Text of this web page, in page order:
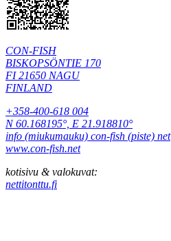
CON-FISH
BISKOPSÖNTIE 170
FI 21650 NAGU
FINLAND
+358-400-618 004
N 60.168195°, E 21.918810°
info (miukumauku) con-fish (piste) net
www.con-fish.net
kotisivu & valokuvat:
nettitonttu.fi